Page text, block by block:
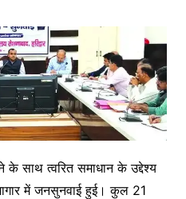
साथ त्वरित समाधान के उद्देश्य
में जनसुनवाई हुई। कुल 21